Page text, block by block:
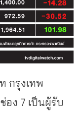
กรุงเทพ
อง 7 เป็นผู้รับ